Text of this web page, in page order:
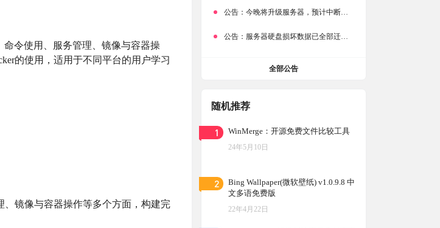
命令使用、服务管理、镜像与容器操
的使用，适用于不同平台的用户学习
、镜像与容器操作等多个方面，构建完
公告： 今晚将升级服务器，预计中断时常为1分钟
公告： 服务器硬盘损坏数据已全部迁移备份，网站恢复完成！
全部公告
随机推荐
1 WinMerge：开源免费文件比较工具
24年5月10日
2
Bing Wallpaper(微软壁纸) v1.0.9.8 中
文多语免费版
22年4月22日